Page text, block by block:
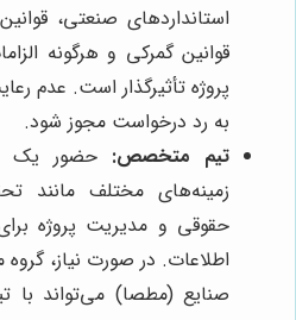
استانداردهای صنعتی،
قوانین گمرکی و هرگونه
پروژه تأثیرگذار است. عدم
به رد درخواست مجوز شود.
تیم متخصص: حضور یک
زمینه‌های مختلف مانند
حقوقی و مدیریت پروژه
اطلاعات. در صورت نیاز،
صنایع (مطصا) می‌تواند با